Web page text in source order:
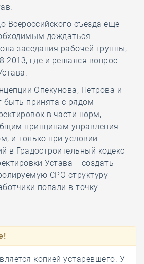
Всероссийского съезда еще
дождаться
заседания рабочей группы,
где и решался вопрос
Опекунова, Петрова и
принята с рядом
в части норм,
принципам управления
и только при условии
в Градостроительный кодекс
Устава – создать
СРО структуру
попали в точку.
копией устаревшего. У